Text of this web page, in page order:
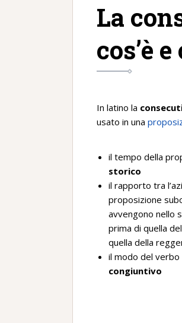
La
cos’è
In latino la
usato in una
il tempo della
storico
il rapporto tra
proposizione
avvengono nello
prima di quella
quella della
il modo del
congiuntivo